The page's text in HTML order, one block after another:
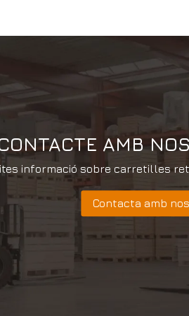
AMB
informació sobre carretilles
Contacta amb